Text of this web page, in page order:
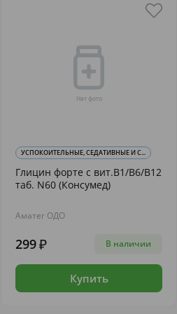
УСПОКОИТЕЛЬНЫЕ, СЕДАТИВНЫЕ И С...
Глицин форте с вит.В1/В6/В12
таб. N60 (Консумед)
Аматег ОДО
299 В наличии
Купить